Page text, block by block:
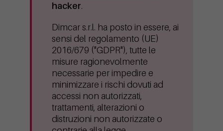
hacker.
Dimcar s.r.l. ha posto in essere, ai
sensi del regolamento (UE)
2016/679 ("GDPR"), tutte le
misure ragionevolmente
necessarie per impedire e
minimizzare i rischi dovuti ad
accessi non autorizzati,
trattamenti, alterazioni o
distruzioni non autorizzate o